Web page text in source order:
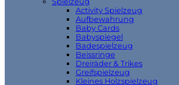
Activity Spielzeug
Aufbewahrung
Baby Cards
Babyspiegel
Badespielzeug
Beissringe
Dreiräder & Trikes
Greifspielzeug
Kleines Holzspielzeug